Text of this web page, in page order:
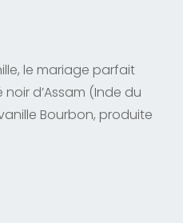
le mariage parfait
d’Assam (Inde du
Bourbon, produite